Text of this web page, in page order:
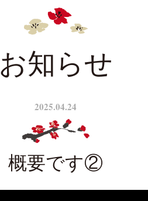
お知らせ
2025.04.24
概要です②